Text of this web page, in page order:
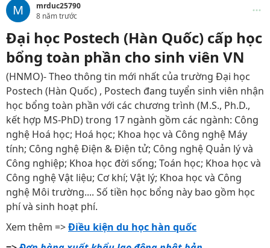
M
mrduc25790
8 năm trước
Đại học Postech (Hàn Quốc) cấp học
bổng toàn phần cho sinh viên VN
(HNMO)- Theo thông tin mới nhất của trường Đại học
Postech (Hàn Quốc) , Postech đang tuyển sinh viên nhận
học bổng toàn phần với các chương trình (M.S., Ph.D.,
kết hợp MS-PhD) trong 17 ngành gồm các ngành: Công
nghệ Hoá học; Hoá học; Khoa học và Công nghệ Máy
tính; Công nghệ Điện & Điện tử; Công nghệ Quản lý và
Công nghiệp; Khoa học đời sống; Toán học; Khoa học và
Công nghệ Vật liệu; Cơ khí; Vật lý; Khoa học và Công
nghệ Môi trường.... Số tiền học bổng này bao gồm học
phí và sinh hoạt phí.
Xem thêm =>Điều kiện du học hàn quốc